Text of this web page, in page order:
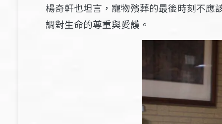
楊奇軒也坦言，寵物殯葬的最後時刻不應
調對生命的尊重與愛護。